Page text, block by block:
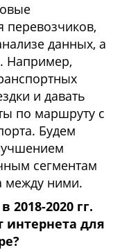
перевозчиков,
данных, а
Например,
и давать
по маршруту с
Будем
сегментам
между ними.
2020 гг.
интернета для